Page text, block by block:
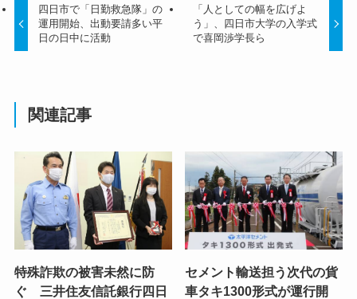
四日市で「日勤救急隊」の
運用開始、出動要請多い平
日の日中に活動
「人としての幅を広げよ
う」、四日市大学の入学式
で喜岡渉学長ら
関連記事
特殊詐欺の被害未然に防
ぐ 三井住友信託銀行四日
セメント輸送担う次代の貨
車タキ1300形式が運行開